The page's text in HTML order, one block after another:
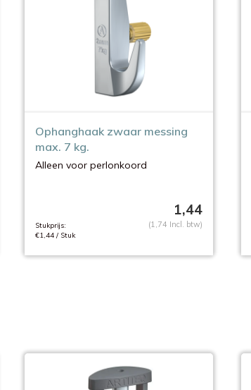
Ophanghaak zwaar messing
max. 7 kg.
Alleen voor perlonkoord
1,44
Stukprijs:
€1,44 / Stuk
(1,74 Incl. btw)